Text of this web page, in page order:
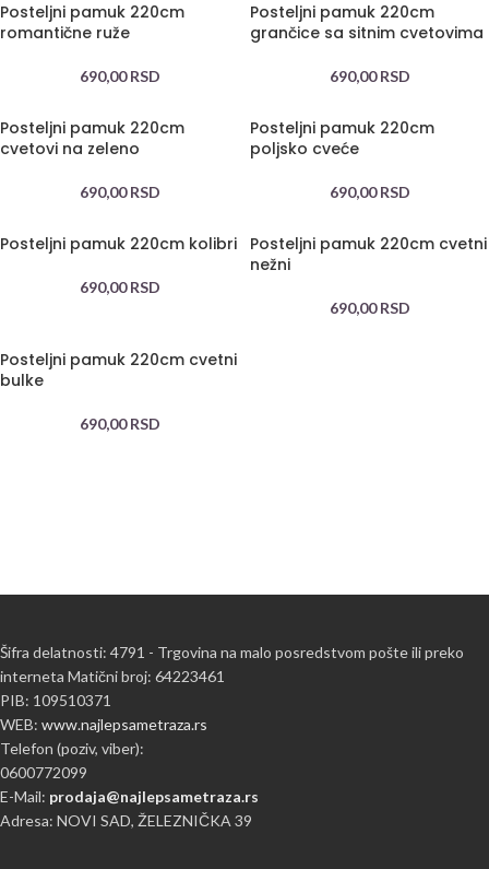
Posteljni pamuk 220cm
romantične ruže
690,00RSD
Posteljni pamuk 220cm
grančice sa sitnim cvetovima
690,00RSD
Posteljni pamuk 220cm
cvetovi na zeleno
690,00RSD
Posteljni pamuk 220cm
poljsko cveće
690,00RSD
Posteljni pamuk 220cm kolibri
690,00RSD
Posteljni pamuk 220cm cvetni
nežni
690,00RSD
Posteljni pamuk 220cm cvetni
bulke
690,00RSD
Šifra delatnosti: 4791 - Trgovina na malo posredstvom pošte ili preko
interneta Matični broj: 64223461
PIB: 109510371
WEB: www.najlepsametraza.rs
Telefon (poziv, viber):
0600772099
E-Mail: prodaja@najlepsametraza.rs
Adresa: NOVI SAD, ŽELEZNIČKA 39